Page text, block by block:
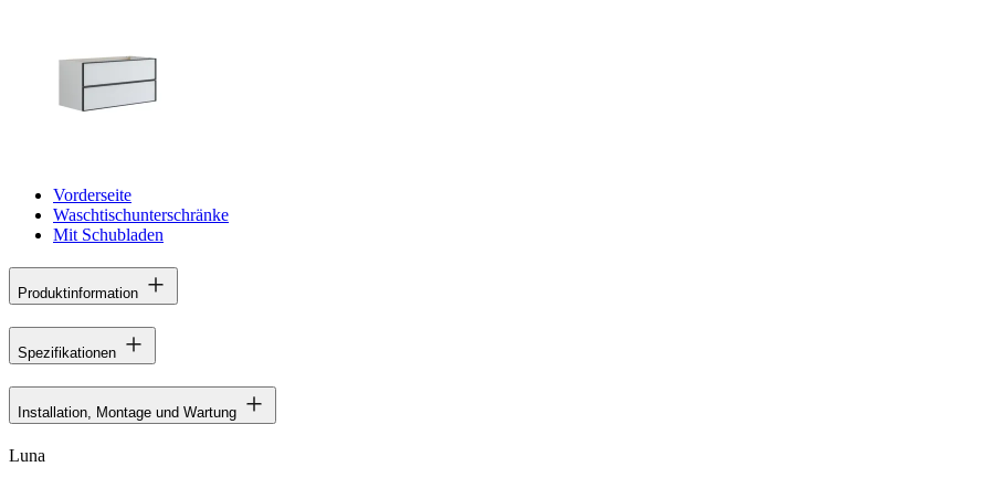
Vorderseite
Waschtischunterschränke
Mit Schubladen
Produktinformation
Spezifikationen
Installation, Montage und Wartung
Luna